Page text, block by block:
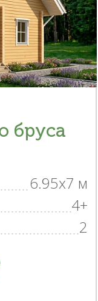
бруса
6.95x7 м
4+
2